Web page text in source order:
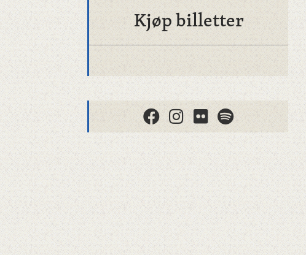
Kjøp billetter